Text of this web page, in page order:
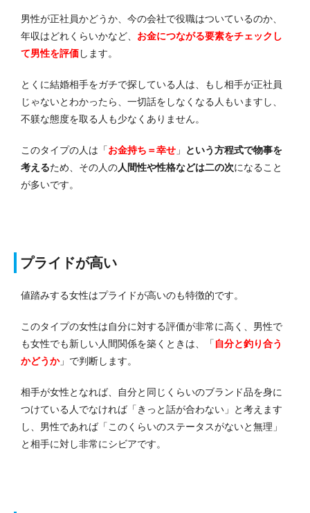
男性が正社員かどうか、今の会社で役職はついているのか、
年収はどれくらいかなど、 お金につながる要素をチェックし
て男性を評価します。
とくに結婚相手をガチで探している人は、もし相手が正社員
じゃないとわかったら、一切話をしなくなる人もいますし、
不躾な態度を取る人も少なくありません。
このタイプの人は「お金持ち＝幸せ 」
という方程式で物事を
考えるため、その人の人間性や性格などは二の次になること
が多いです。
プライドが高い
値踏みする女性はプライドが高いのも特徴的です。
このタイプの女性は自分に対する評価が非常に高く、男性で
も女性でも新しい人間関係を築くときは、「 自分と釣り合う
かどうか」で判断します。
相手が女性となれば、自分と同じくらいのブランド品を身に
つけている人でなければ「きっと話が合わない」と考えます
し、男性であれば「このくらいのステータスがないと無理」
と相手に対し非常にシビアです。